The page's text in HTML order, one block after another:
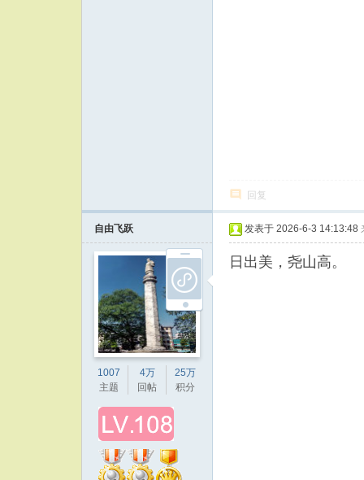
回复
自由飞跃
1007
主题
4万
回帖
25万
积分
发表于 2026-6-3 14:13:48
日出美，尧山高。